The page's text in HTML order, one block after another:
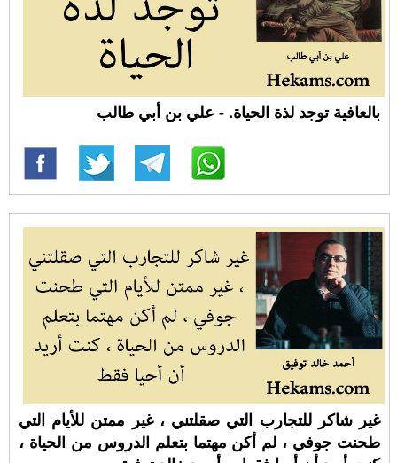
بالعافية توجد لذة الحياة. - علي بن أبي طالب
غير شاكر للتجارب التي صقلتني ، غير ممتن للأيام التي
طحنت جوفي ، لم أكن مهتما بتعلم الدروس من الحياة ،